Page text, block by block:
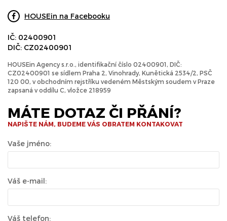
HOUSEin na Facebooku
IČ: 02400901
DIČ: CZ02400901
HOUSEin Agency s.r.o., identifikační číslo 02400901, DIČ:
CZ02400901 se sídlem Praha 2, Vinohrady, Kunětická 2534/2, PSČ
120 00, v obchodním rejstříku vedeném Městským soudem v Praze
zapsaná v oddílu C, vložce 218959
MÁTE DOTAZ ČI PŘÁNÍ?
NAPIŠTE NÁM, BUDEME VÁS OBRATEM KONTAKOVAT
Vaše jméno:
Váš e-mail:
Váš telefon: